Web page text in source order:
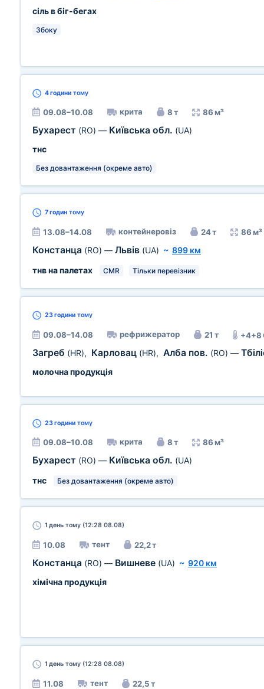
сіль в біг-бегах
Збоку
4 години тому
09.08–10.08 крита 8 т 86 м³
Бухарест (RO) — Київська обл. (UA)
тнс
Без довантаження (окреме авто)
7 годин тому
13.08–14.08 контейнеровіз 24 т 86 м³
Констанца (RO) — Львів (UA) ~ 899 км
тнв на палетах
CMR Тільки перевізник
23 години тому
09.08–14.08 рефрижератор 21 т +4+8
Загреб (HR), Карловац (HR), Алба пов. (RO) —
молочна продукція
23 години тому
09.08–10.08 крита 8 т 86 м³
Бухарест (RO) — Київська обл. (UA)
тнс
Без довантаження (окреме авто)
1 день тому (12:28 08.08)
10.08 тент 22,2 т
Констанца (RO) — Вишневе (UA) ~ 920 км
хімічна продукція
1 день тому (12:28 08.08)
11.08 тент 22,5 т